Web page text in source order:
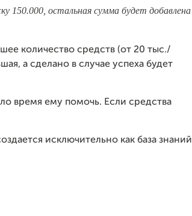
150.000, остальная сумма будет добавлена
количество средств (от 20 тыс./
а сделано в случае успеха будет
время ему помочь. Если средства
исключительно как база знаний